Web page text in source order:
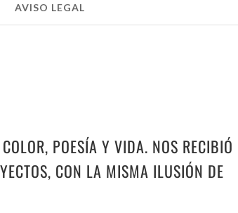
AVISO LEGAL
POESÍA Y VIDA. NOS RECIBIÓ
CON LA MISMA ILUSIÓN DE